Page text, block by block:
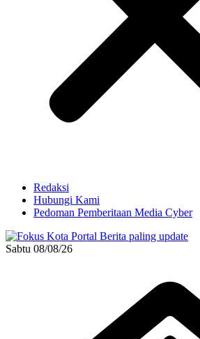
Redaksi
Hubungi Kami
Pedoman Pemberitaan Media Cyber
Sabtu 08/08/26